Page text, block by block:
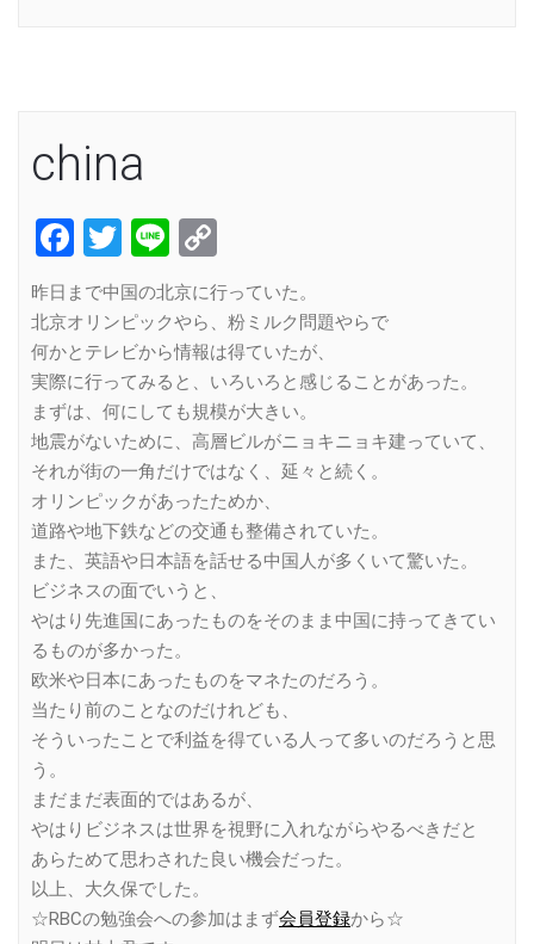
china
Facebook
Twitter
Line
Link
昨日まで中国の北京に行っていた。
北京オリンピックやら、粉ミルク問題やらで
何かとテレビから情報は得ていたが、
実際に行ってみると、いろいろと感じることがあった。
まずは、何にしても規模が大きい。
地震がないために、高層ビルがニョキニョキ建っていて、
それが街の一角だけではなく、延々と続く。
オリンピックがあったためか、
道路や地下鉄などの交通も整備されていた。
また、英語や日本語を話せる中国人が多くいて驚いた。
ビジネスの面でいうと、
やはり先進国にあったものをそのまま中国に持ってきてい
るものが多かった。
欧米や日本にあったものをマネたのだろう。
当たり前のことなのだけれども、
そういったことで利益を得ている人って多いのだろうと思
う。
まだまだ表面的ではあるが、
やはりビジネスは世界を視野に入れながらやるべきだと
あらためて思わされた良い機会だった。
以上、大久保でした。
☆RBCの勉強会への参加はまず会員登録から☆